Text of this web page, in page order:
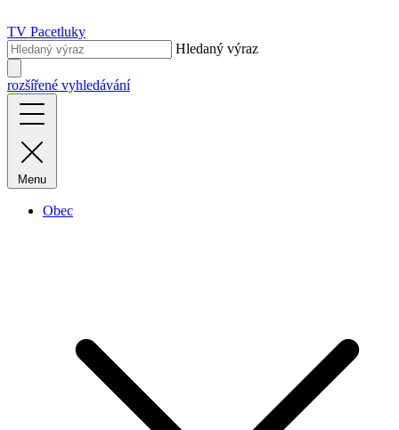
TV Pacetluky
Hledaný výraz
rozšířené vyhledávání
Menu
Obec